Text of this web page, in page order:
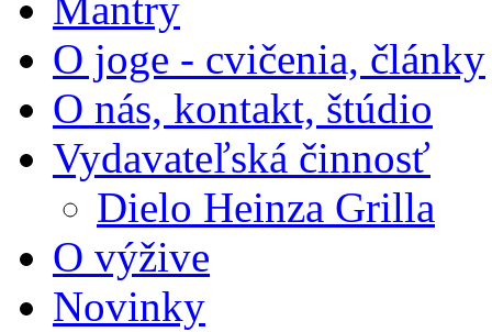
Mantry
O joge - cvičenia, články
O nás, kontakt, štúdio
Vydavateľská činnosť
Dielo Heinza Grilla
O výžive
Novinky